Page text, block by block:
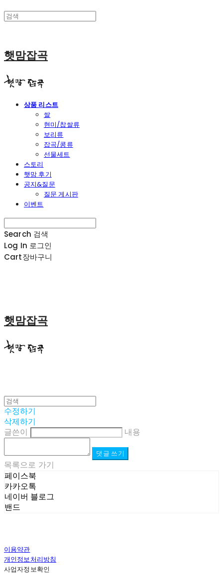
햇맘잡곡
상품 리스트
쌀
현미/찹쌀류
보리류
잡곡/콩류
선물세트
스토리
햇맘 후기
공지&질문
질문 게시판
이벤트
Search 검색
Log In 로그인
Cart장바구니
햇맘잡곡
수정하기
삭제하기
글쓴이
내용
댓글 쓰기
목록으로 가기
페이스북
카카오톡
네이버 블로그
밴드
이용약관
개인정보처리방침
사업자정보확인